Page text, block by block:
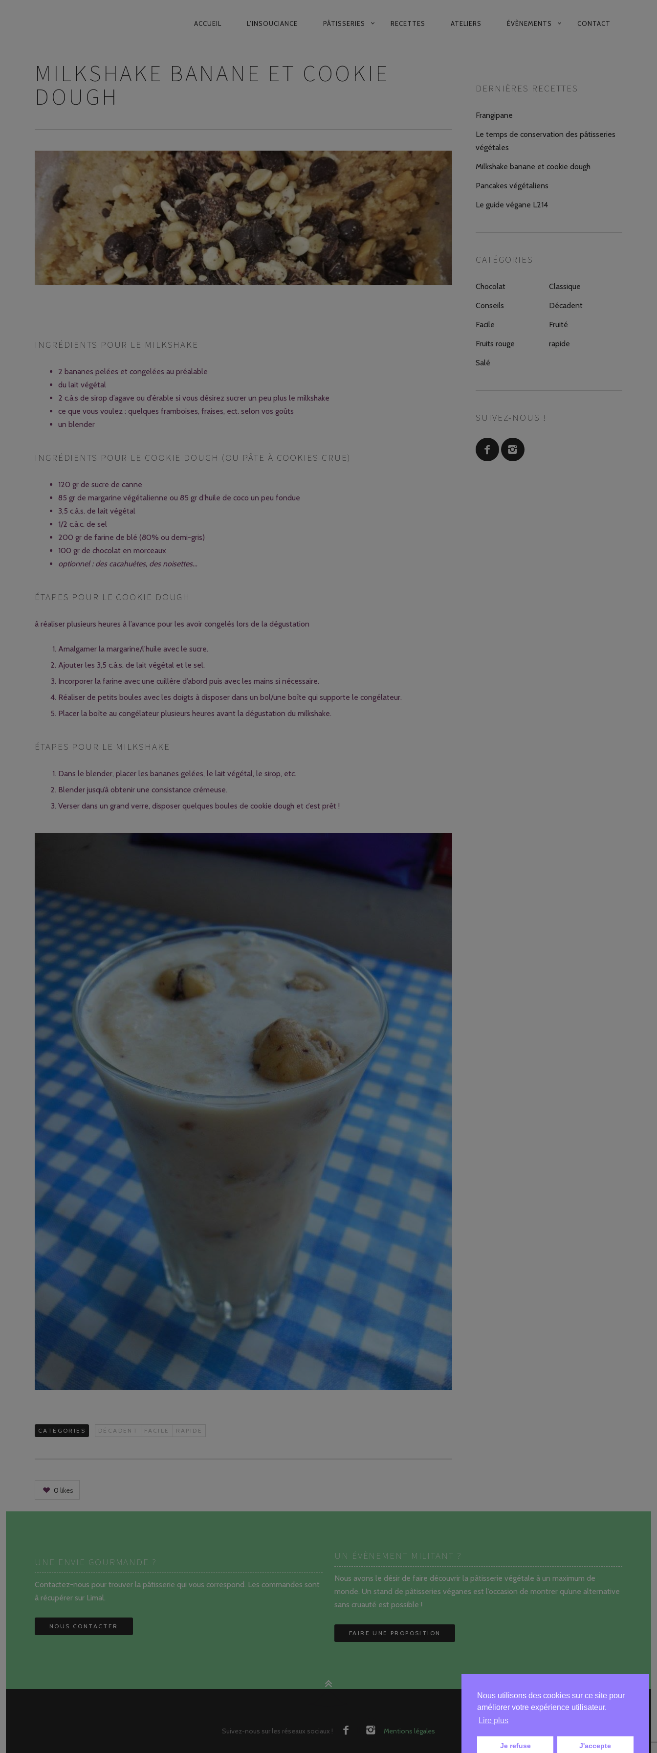
NAVIGATION
ACCUEIL L’INSOUCIANCE PÂTISSERIES RECETTES ATELIERS ÉVÈNEMENTS CONTACT
MILKSHAKE BANANE ET COOKIE
DOUGH
INGRÉDIENTS POUR LE MILKSHAKE
2 bananes pelées et congelées au préalable
du lait végétal
2 c.à.s de sirop d’agave ou d’érable si vous désirez sucrer un peu plus le milkshake
ce que vous voulez : quelques framboises, fraises, ect. selon vos goûts
un blender
INGRÉDIENTS POUR LE COOKIE DOUGH (OU PÂTE À COOKIES CRUE)
120 gr de sucre de canne
85 gr de margarine végétalienne ou 85 gr d’huile de coco un peu fondue
3,5 c.à.s. de lait végétal
1/2 c.à.c. de sel
200 gr de farine de blé (80% ou demi-gris)
100 gr de chocolat en morceaux
optionnel : des cacahuètes, des noisettes…
ÉTAPES POUR LE COOKIE DOUGH
à réaliser plusieurs heures à l’avance pour les avoir congelés lors de la dégustation
Amalgamer la margarine/l’huile avec le sucre.
Ajouter les 3,5 c.à.s. de lait végétal et le sel.
Incorporer la farine avec une cuillère d’abord puis avec les mains si nécessaire.
Réaliser de petits boules avec les doigts à disposer dans un bol/une boîte qui supporte le congélateur.
Placer la boîte au congélateur plusieurs heures avant la dégustation du milkshake.
ÉTAPES POUR LE MILKSHAKE
Dans le blender, placer les bananes gelées, le lait végétal, le sirop, etc.
Blender jusqu’à obtenir une consistance crémeuse.
Verser dans un grand verre, disposer quelques boules de cookie dough et c’est prêt !
CATÉGORIES DÉCADENT FACILE RAPIDE
0 likes
DERNIÈRES RECETTES
Frangipane
Le temps de conservation des pâtisseries
végétales
Milkshake banane et cookie dough
Pancakes végétaliens
Le guide végane L214
CATÉGORIES
Chocolat Classique
Conseils Décadent
Facile Fruité
Fruits rouge rapide
Salé
SUIVEZ-NOUS !
UNE ENVIE GOURMANDE ?
Contactez-nous pour trouver la pâtisserie qui vous correspond. Les commandes sont
à récupérer sur Limal.
NOUS CONTACTER
UN ÉVÈNEMENT MILITANT ?
Nous avons le désir de faire découvrir la pâtisserie végétale à un maximum de
monde. Un stand de pâtisseries véganes est l’occasion de montrer qu’une alternative
sans cruauté est possible !
FAIRE UNE PROPOSITION
Suivez-nous sur les réseaux sociaux ! Mentions légales
Nous utilisons des cookies sur ce site pour
améliorer votre expérience utilisateur.
Lire plus
Je refuse J'accepte